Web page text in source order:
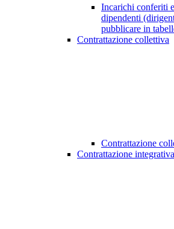
Incarichi conferiti
dipendenti
pubblicare in
Contrattazione collettiva
Contrattazione
Contrattazione integrativa